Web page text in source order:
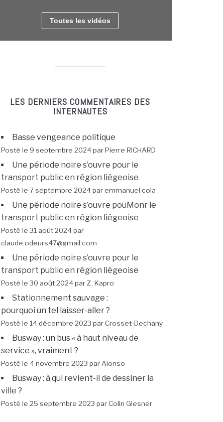
Toutes les vidéos
LES DERNIERS COMMENTAIRES DES
INTERNAUTES
Basse vengeance politique
Posté le 9 septembre 2024 par Pierre RICHARD
Une période noire s’ouvre pour le
transport public en région liégeoise
Posté le 7 septembre 2024 par emmanuel cola
Une période noire s’ouvre pouMonr le
transport public en région liégeoise
Posté le 31 août 2024 par
claude.odeurs47@gmail.com
Une période noire s’ouvre pour le
transport public en région liégeoise
Posté le 30 août 2024 par Z. Kapro
Stationnement sauvage :
pourquoi un tel laisser-aller ?
Posté le 14 décembre 2023 par Crosset-Dechany
Busway : un bus « à haut niveau de
service », vraiment ?
Posté le 4 novembre 2023 par Alonso
Busway : à qui revient-il de dessiner la
ville ?
Posté le 25 septembre 2023 par Colin Glesner